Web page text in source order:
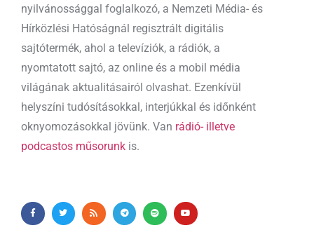
nyilvánossággal foglalkozó, a Nemzeti Média- és
Hírközlési Hatóságnál regisztrált digitális
sajtótermék, ahol a televíziók, a rádiók, a
nyomtatott sajtó, az online és a mobil média
világának aktualitásairól olvashat. Ezenkívül
helyszíni tudósításokkal, interjúkkal és időnként
oknyomozásokkal jövünk. Van rádió- illetve
podcastos műsorunk is.